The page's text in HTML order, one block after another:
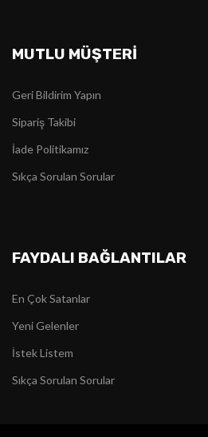
MUTLU MÜŞTERİ
Geri Bildirim Yapın
Sipariş Takibi
İade Politikamız
Sıkça Sorulan Sorular
FAYDALI BAĞLANTILAR
En Çok Satanlar
Yeni Gelenler
İstek Listem
Sıkça Sorulan Sorular